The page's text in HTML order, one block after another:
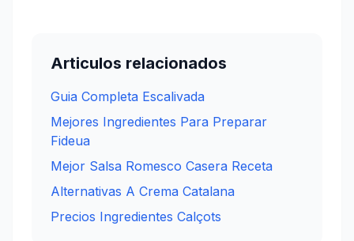
Articulos relacionados
Guia Completa Escalivada
Mejores Ingredientes Para Preparar
Fideua
Mejor Salsa Romesco Casera Receta
Alternativas A Crema Catalana
Precios Ingredientes Calçots